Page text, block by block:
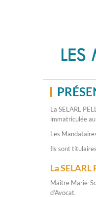
La SELARL
immatriculée
Les
Ils sont
La
Maître Marie-
d’Avocat.